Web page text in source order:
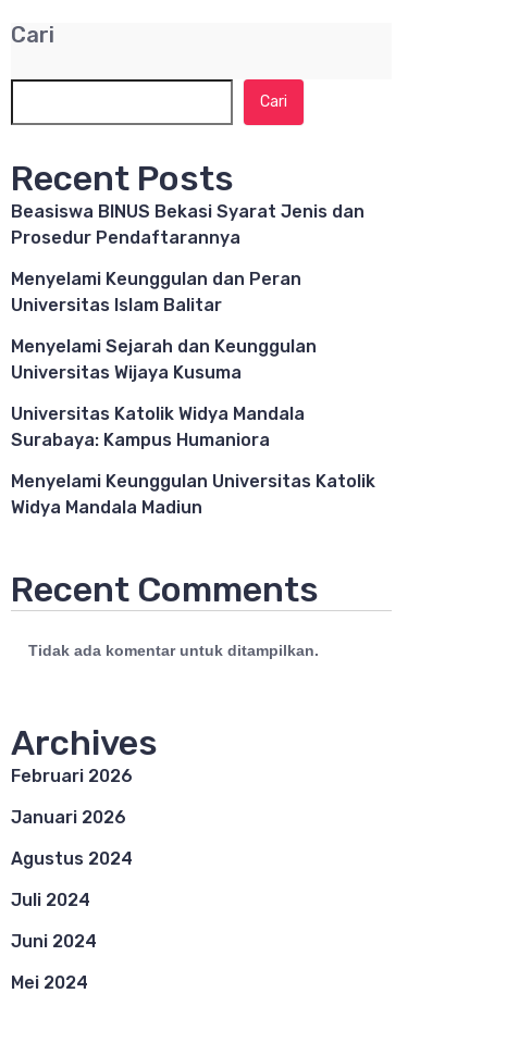
Cari
Cari
Recent Posts
Beasiswa BINUS Bekasi Syarat Jenis dan
Prosedur Pendaftarannya
Menyelami Keunggulan dan Peran
Universitas Islam Balitar
Menyelami Sejarah dan Keunggulan
Universitas Wijaya Kusuma
Universitas Katolik Widya Mandala
Surabaya: Kampus Humaniora
Menyelami Keunggulan Universitas Katolik
Widya Mandala Madiun
Recent Comments
Tidak ada komentar untuk ditampilkan.
Archives
Februari 2026
Januari 2026
Agustus 2024
Juli 2024
Juni 2024
Mei 2024